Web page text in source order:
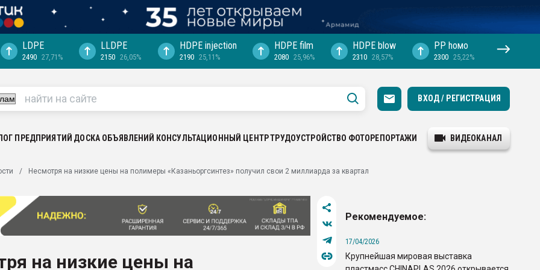
выходит на
рынке
LDPE
2490 27,71%
LLDPE
2150 26,05%
HDPE injection
2190 25,11%
HDPE film
2080 25,96%
HDPE blow
2310 28,57%
PP hомо
2300 25,22%
ВХОД / РЕГИСТРАЦИЯ
ПРЕДПРИЯТИЙ ДОСКА ОБЪЯВЛЕНИЙ КОНСУЛЬТАЦИОННЫЙ ЦЕНТРТРУДОУСТРОЙСТВО ФОТОРЕПОРТАЖИ ВИДЕОКАНАЛ
Несмотря на низкие цены на полимеры «Казаньоргсинтез» получил свои 2 миллиарда за квартал
на низкие цены на
Рекомендуемое:
17/04/2026
Крупнейшая мировая выставка